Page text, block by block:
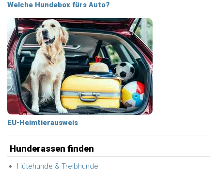
Welche Hundebox fürs Auto?
EU-Heimtierausweis
Hunderassen finden
Hütehunde & Treibhunde